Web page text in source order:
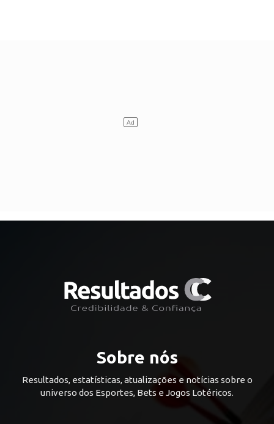
Sobre nós
Resultados, estatísticas, atualizações e notícias sobre o
universo dos Esportes, Bets e Jogos Lotéricos.